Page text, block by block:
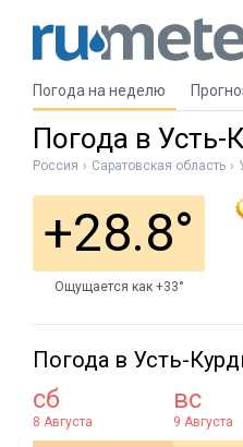
Погода на неделю
Погода в
Россия Саратовская область
+28.8°
Ощущается как +33°
Погода в Усть-
сб
8 Августа
вс
9 Августа